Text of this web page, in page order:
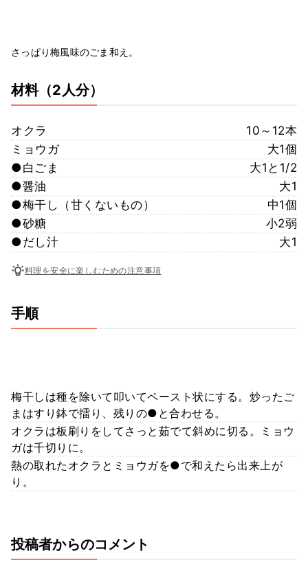
さっぱり梅風味のごま和え。
材料（2人分）
オクラ
10～12本
ミョウガ
大1個
●白ごま
大1と1/2
●醤油
大1
●梅干し（甘くないもの）
中1個
●砂糖
小2弱
●だし汁
大1
料理を安全に楽しむための注意事項
手順
梅干しは種を除いて叩いてペースト状にする。炒ったご
まはすり鉢で擂り、残りの●と合わせる。
オクラは板刷りをしてさっと茹でて斜めに切る。ミョウ
ガは千切りに。
熱の取れたオクラとミョウガを●で和えたら出来上が
り。
投稿者からのコメント